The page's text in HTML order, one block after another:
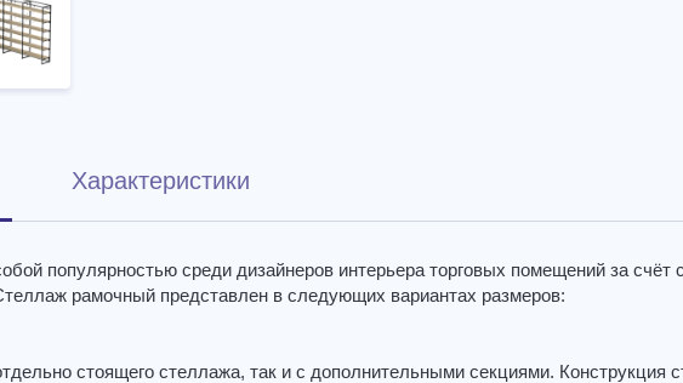
Характеристики
популярностью среди дизайнеров интерьера торговых помещений за счёт
рамочный представлен в следующих вариантах размеров:
стоящего стеллажа, так и с дополнительными секциями. Конструкция